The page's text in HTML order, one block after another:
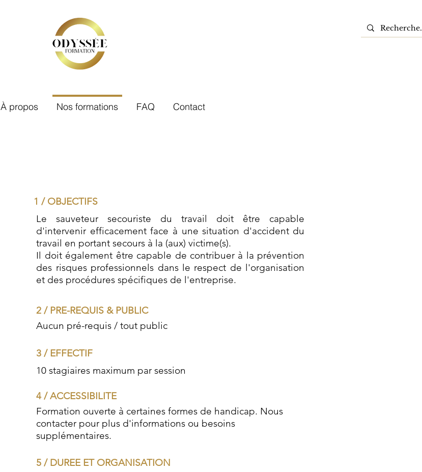
À propos Nos formations FAQ Contact
1 / OBJECTIFS
Le sauveteur secouriste du travail doit être capable
d'intervenir efficacement face à une situation d'accident du
travail en portant secours à la (aux) victime(s).
Il doit également être capable de contribuer à la prévention
des risques professionnels dans le respect de l'organisation
et des procédures spécifiques de l'entreprise.
2 / PRE-REQUIS & PUBLIC
Aucun pré-requis / tout public
3 / EFFECTIF
10 stagiaires maximum par session
4 / ACCESSIBILITE
Formation ouverte à certaines formes de handicap. Nous
contacter pour plus d'informations ou besoins
supplémentaires.
5 / DUREE ET ORGANISATION